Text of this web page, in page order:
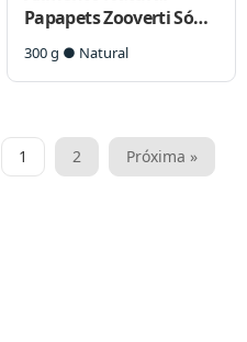
Papapets Zooverti Só
Peixe para Cães
300 g ● Natural
Paginação
1 2 Próxima »